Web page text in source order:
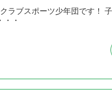
ラブスポーツ少年団です！
・